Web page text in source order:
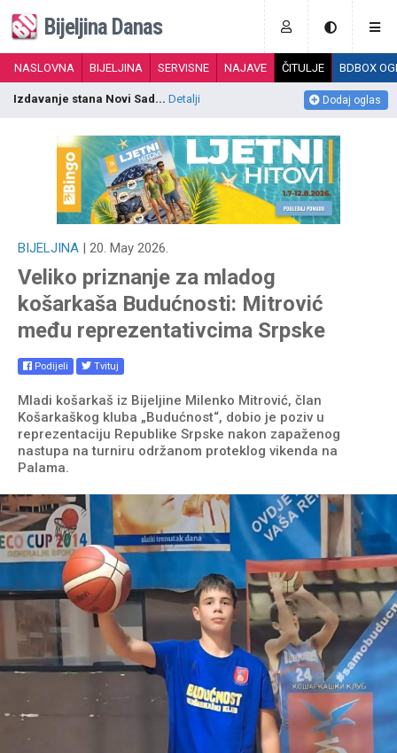
Bijeljina Danas
NASLOVNA BIJELJINA SERVISNE NAJAVE ČITULJE BDBOX
Dodaj oglas
Izdavanje stana Novi Sad... Detalji
BIJELJINA | 20. May 2026.
Veliko priznanje za mladog
košarkaša Budućnosti: Mitrović
među reprezentativcima Srpske
Podijeli Tvituj
Mladi košarkaš iz Bijeljine Milenko Mitrović, član
Košarkaškog kluba „Budućnost“, dobio je poziv u
reprezentaciju Republike Srpske nakon zapaženog
nastupa na turniru održanom proteklog vikenda na
Palama.